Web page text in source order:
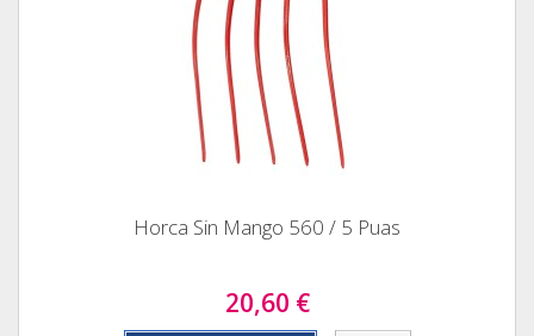
Horca Sin Mango 560 / 5 Puas
20,60 €